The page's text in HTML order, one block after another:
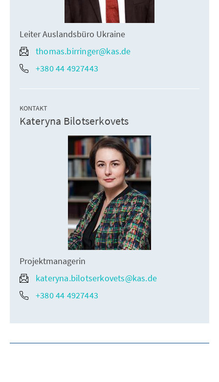
Leiter Auslandsbüro Ukraine
thomas.birringer@kas.de
+380 44 4927443
KONTAKT
Kateryna Bilotserkovets
Projektmanagerin
kateryna.bilotserkovets@kas.de
+380 44 4927443